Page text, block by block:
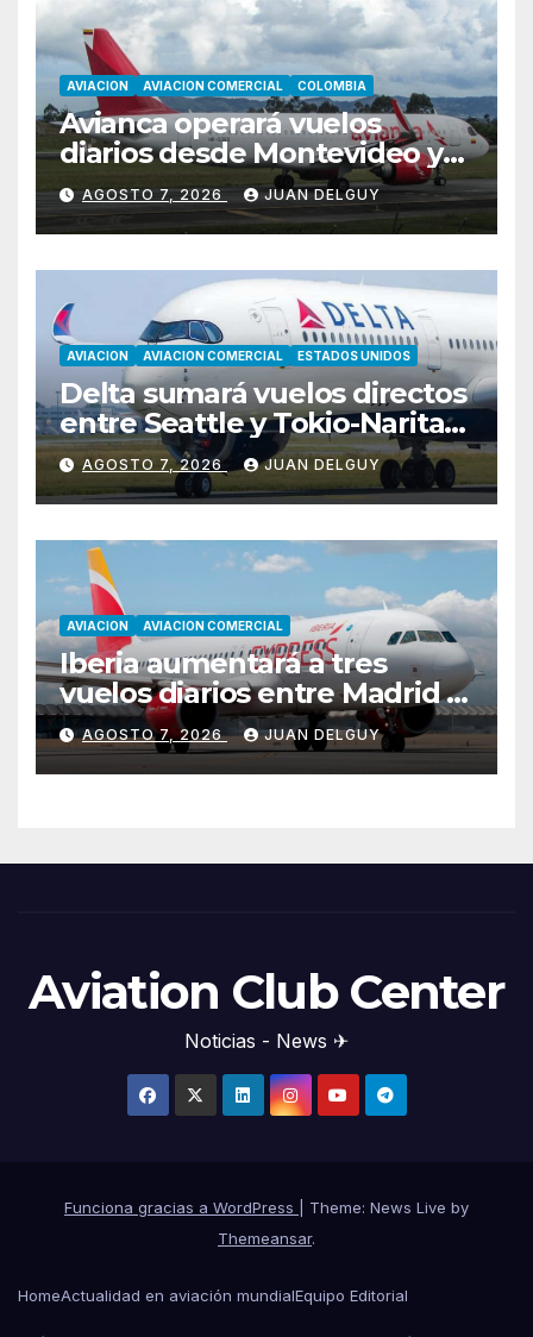
AVIACION AVIACION COMERCIAL COLOMBIA
Avianca operará vuelos
diarios desde Montevideo y
Asunción hacia Bogotá
AGOSTO 7, 2026 JUAN DELGUY
AVIACION AVIACION COMERCIAL ESTADOS UNIDOS
Delta sumará vuelos directos
entre Seattle y Tokio-Narita
desde marzo de 2027
AGOSTO 7, 2026 JUAN DELGUY
AVIACION AVIACION COMERCIAL
Iberia aumentará a tres
vuelos diarios entre Madrid y
Menorca durante el invierno
AGOSTO 7, 2026 JUAN DELGUY
Aviation Club Center
Noticias - News ✈
Funciona gracias a WordPress
Theme: News Live by
Themeansar.
HomeActualidad en aviación mundialEquipo Editorial